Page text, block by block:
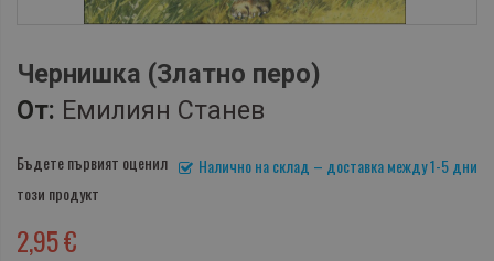
Чернишка (Златно перо)
От: Емилиян Станев
Налично на склад – доставка между 1-5 дни
Бъдете първият оценил
този продукт
2,95 €